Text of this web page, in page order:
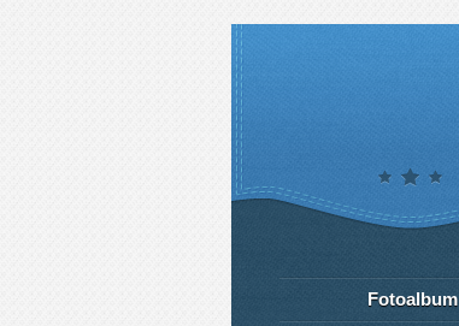
Fotoalbum